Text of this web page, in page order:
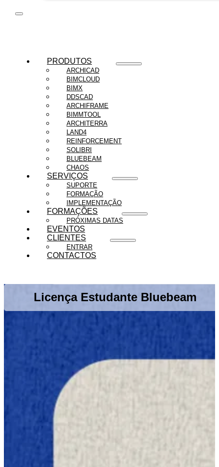
PRODUTOS
ARCHICAD
BIMCLOUD
BIMX
DDSCAD
ARCHIFRAME
BIMMTOOL
ARCHITERRA
LAND4
REINFORCEMENT
SOLIBRI
BLUEBEAM
CHAOS
SERVIÇOS
SUPORTE
FORMAÇÃO
IMPLEMENTAÇÃO
FORMAÇÕES
PRÓXIMAS DATAS
EVENTOS
CLIENTES
ENTRAR
CONTACTOS
Licença Estudante Bluebeam